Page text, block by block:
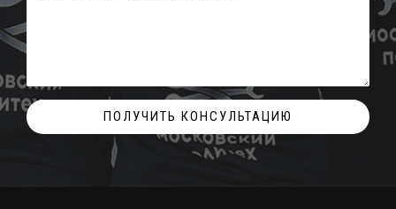
ПОЛУЧИТЬ КОНСУЛЬТАЦИЮ